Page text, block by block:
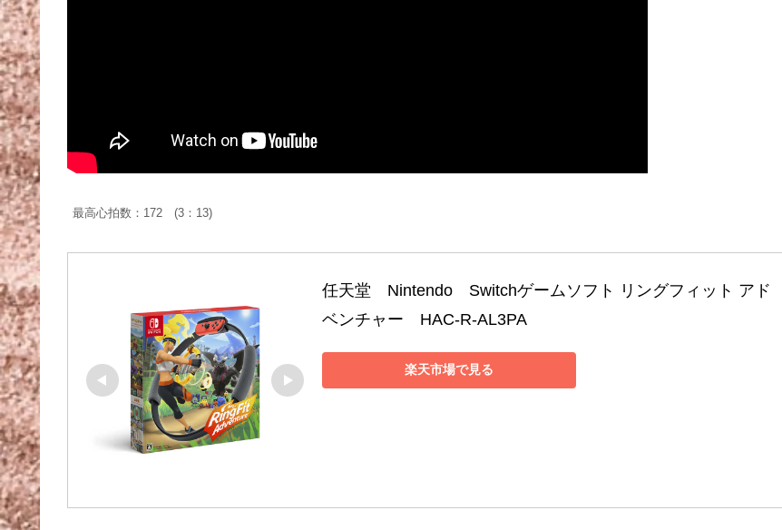
最高心拍数：172 (3：13)
任天堂　Nintendo　Switchゲームソフト リングフィット アド
ベンチャー　HAC-R-AL3PA
楽天市場で見る